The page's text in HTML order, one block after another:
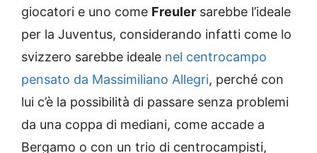
giocatori e uno come Freuler sarebbe l’ideale
per la Juventus, considerando infatti come lo
svizzero sarebbe ideale nel centrocampo
pensato da Massimiliano Allegri, perché con
lui c’è la possibilità di passare senza problemi
da una coppa di mediani, come accade a
Bergamo o con un trio di centrocampisti,